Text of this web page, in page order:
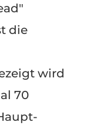
die
wird
70